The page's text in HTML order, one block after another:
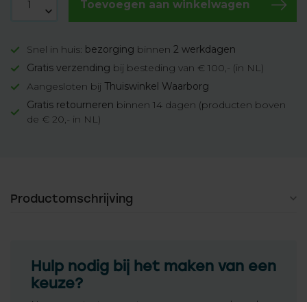
Toevoegen aan winkelwagen
Snel in huis: bezorging binnen 2 werkdagen
Gratis verzending bij besteding van € 100,- (in NL)
Aangesloten bij Thuiswinkel Waarborg
Gratis retourneren binnen 14 dagen (producten boven
de € 20,- in NL)
Productomschrijving
Hulp nodig bij het maken van een
keuze?